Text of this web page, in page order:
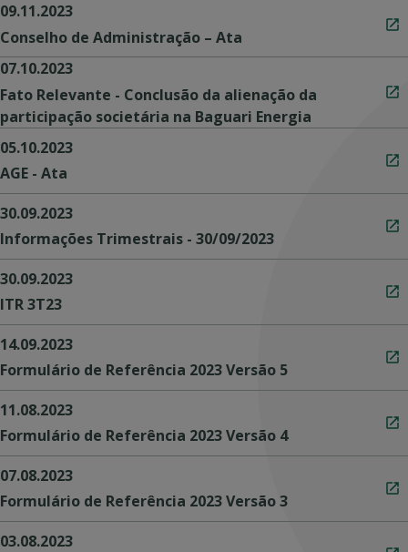
09.11.2023
Conselho de Administração – Ata
07.10.2023
Fato Relevante - Conclusão da alienação da
participação societária na Baguari Energia
05.10.2023
AGE - Ata
30.09.2023
Informações Trimestrais - 30/09/2023
30.09.2023
ITR 3T23
14.09.2023
Formulário de Referência 2023 Versão 5
11.08.2023
Formulário de Referência 2023 Versão 4
07.08.2023
Formulário de Referência 2023 Versão 3
03.08.2023